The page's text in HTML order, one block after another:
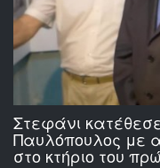
Στεφάνι
Παυλόπουλος με
στο κτήριο του